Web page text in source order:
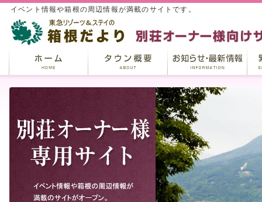
イベント情報や箱根の周辺情報が満載のサイトです。